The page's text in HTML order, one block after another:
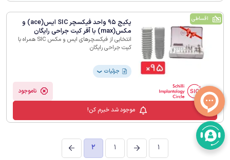
اقساطی
پکیج 95 واحد فیکسچر SIC ایس(ace) و
مکس(max) با آفر کیت جراحی رایگان
انتخابی از فیکسچرهای ایس و مکس SIC همراه با
کیت جراحی رایگان
جزئیات ❯
ناموجود
موجود شد خبرم کن!
1
1
2